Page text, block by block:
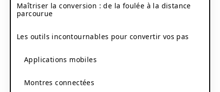
Maîtriser la conversion : de la foulée à la distance
parcourue
Les outils incontournables pour convertir vos pas
Applications mobiles
Montres connectées